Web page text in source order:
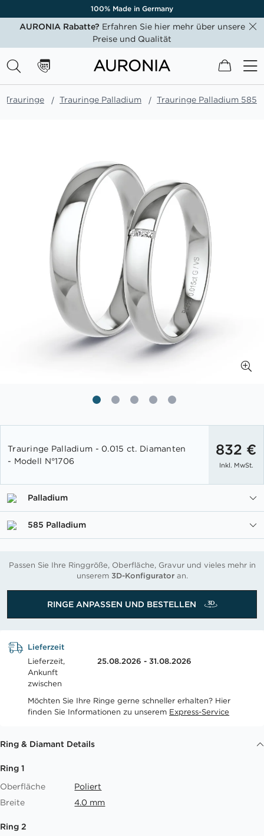
100% Made in Germany
AURONIA Rabatte? Erfahren Sie hier mehr über unsere
Preise und Qualität
Mein
Trauringe Trauringe Palladium Trauringe Palladium 585
der
Bildgalerie
Trauringe Palladium - 0.015 ct. Diamanten
- Modell N°1706
832 €
Inkl. MwSt.
Palladium
585 Palladium
Passen Sie Ihre Ringgröße, Oberfläche, Gravur und vieles mehr in
unserem 3D-Konfiguratoran.
RINGE ANPASSEN UND BESTELLEN
Lieferzeit
Lieferzeit,
Ankunft
zwischen
25.08.2026 - 31.08.2026
Möchten Sie Ihre Ringe gerne schneller erhalten? Hier
finden Sie Informationen zu unserem Express-Service
Ring & Diamant Details
Ring 1
Oberfläche
Poliert
Breite
4.0 mm
Ring 2